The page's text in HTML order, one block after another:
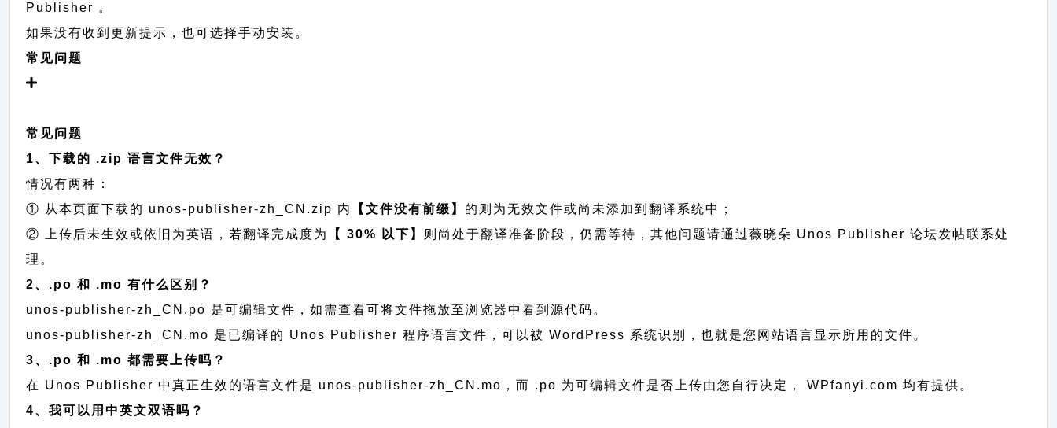
Publisher 。
如果没有收到更新提示，也可选择手动安装。
常见问题
常见问题
1、下载的 .zip 语言文件无效？
情况有两种：
① 从本页面下载的 unos-publisher-zh_CN.zip 内
【文件没有前缀】 的则为无效文件或尚未添加到翻译系统中；
② 上传后未生效或依旧为英语，若翻译完成度为
【 30% 以下】 则尚处于翻译准备阶段，仍需等待，其他问题请通过薇晓朵 Unos Publisher 论坛发帖联系处
理。
2、.po 和 .mo 有什么区别？
unos-publisher-zh_CN.po 是可编辑文件，如需查看可将文件拖放至浏览器中看到源代码。
unos-publisher-zh_CN.mo 是已编译的 Unos Publisher 程序语言文件，可以被 WordPress 系统识别，也就是您网站语言显示所用的文件。
3、.po 和 .mo 都需要上传吗？
在 Unos Publisher 中真正生效的语言文件是 unos-publisher-zh_CN.mo，而 .po 为可编辑文件是否上传由您自行决定， WPfanyi.com 均有提供。
4、我可以用中英文双语吗？